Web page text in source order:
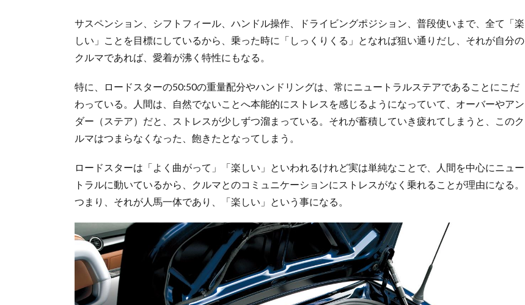
サスペンション、シフトフィール、ハンドル操作、ドライビングポジション、普段使いまで、全て「楽
しい」ことを目標にしているから、乗った時に「しっくりくる」となれば狙い通りだし、それが自分の
クルマであれば、愛着が沸く特性にもなる。
特に、ロードスターの50:50の重量配分やハンドリングは、常にニュートラルステアであることにこだ
わっている。人間は、自然でないことへ本能的にストレスを感じるようになっていて、オーバーやアン
ダー（ステア）だと、ストレスが少しずつ溜まっている。それが蓄積していき疲れてしまうと、このク
ルマはつまらなくなった、飽きたとなってしまう。
ロードスターは「よく曲がって」「楽しい」といわれるけれど実は単純なことで、人間を中心にニュー
トラルに動いているから、クルマとのコミュニケーションにストレスがなく乗れることが理由になる。
つまり、それが人馬一体であり、「楽しい」という事になる。